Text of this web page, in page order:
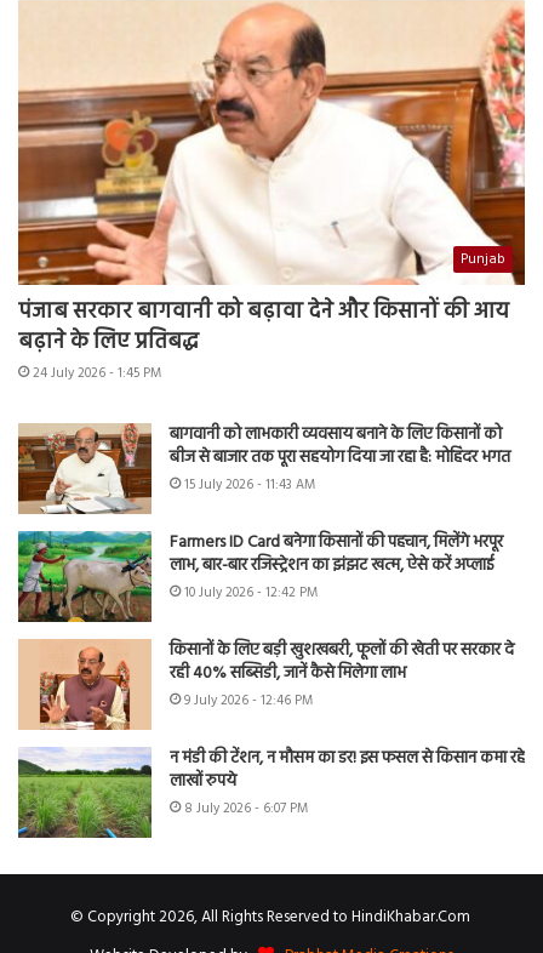
Punjab
पंजाब सरकार बागवानी को बढ़ावा देने और किसानों की आय
बढ़ाने के लिए प्रतिबद्ध
24 July 2026 - 1:45 PM
बागवानी को लाभकारी व्यवसाय बनाने के लिए किसानों को
बीज से बाजार तक पूरा सहयोग दिया जा रहा है: मोहिंदर भगत
15 July 2026 - 11:43 AM
Farmers ID Card बनेगा किसानों की पहचान, मिलेंगे भरपूर
लाभ, बार-बार रजिस्ट्रेशन का झंझट खत्म, ऐसे करें अप्लाई
10 July 2026 - 12:42 PM
किसानों के लिए बड़ी खुशखबरी, फूलों की खेती पर सरकार दे
रही 40% सब्सिडी, जानें कैसे मिलेगा लाभ
9 July 2026 - 12:46 PM
न मंडी की टेंशन, न मौसम का डर! इस फसल से किसान कमा रहे
लाखों रुपये
8 July 2026 - 6:07 PM
© Copyright 2026, All Rights Reserved to HindiKhabar.Com